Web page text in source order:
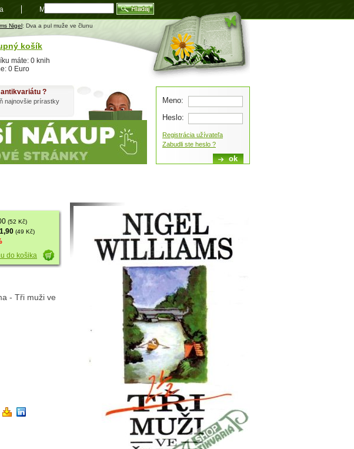
Nigel: Dva a pul muže ve člunu
(52 Kč)
(49 Kč)
do košika
- Tři muži ve
?
najnovšie prírastky
Meno:
Heslo:
Registrácia užívateľa
Zabudli ste heslo ?
košík
máte: 0 knih
0 Euro
Mapa